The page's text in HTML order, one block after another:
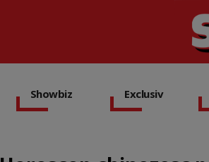
Showbiz Exclusiv